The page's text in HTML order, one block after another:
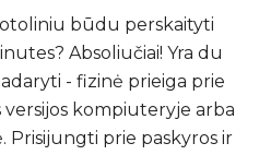
būdu perskaityti
Absoliučiai! Yra du
- fizinė prieiga prie
kompiuteryje arba
Prisijungti prie paskyros ir